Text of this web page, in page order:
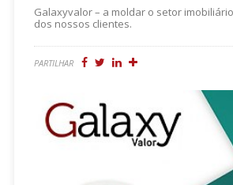
Galaxyvalor – a moldar o setor
dos nossos clientes.
PARTILHAR